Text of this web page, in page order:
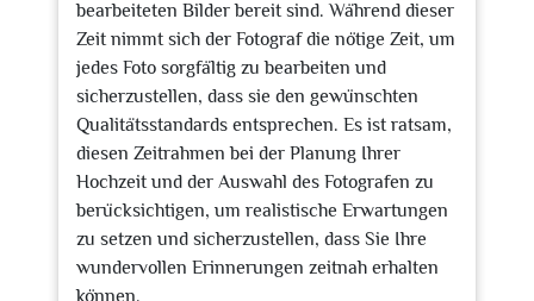
bearbeiteten Bilder bereit sind. Während dieser
Zeit nimmt sich der Fotograf die nötige Zeit, um
jedes Foto sorgfältig zu bearbeiten und
sicherzustellen, dass sie den gewünschten
Qualitätsstandards entsprechen. Es ist ratsam,
diesen Zeitrahmen bei der Planung Ihrer
Hochzeit und der Auswahl des Fotografen zu
berücksichtigen, um realistische Erwartungen
zu setzen und sicherzustellen, dass Sie Ihre
wundervollen Erinnerungen zeitnah erhalten
können.